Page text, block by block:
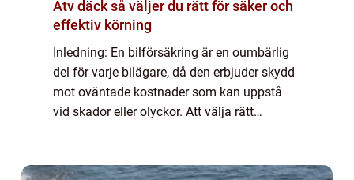
Atv däck så väljer du rätt för säker och
effektiv körning
Inledning: En bilförsäkring är en oumbärlig
del för varje bilägare, då den erbjuder skydd
mot oväntade kostnader som kan uppstå
vid skador eller olyckor. Att välja rätt
tr...